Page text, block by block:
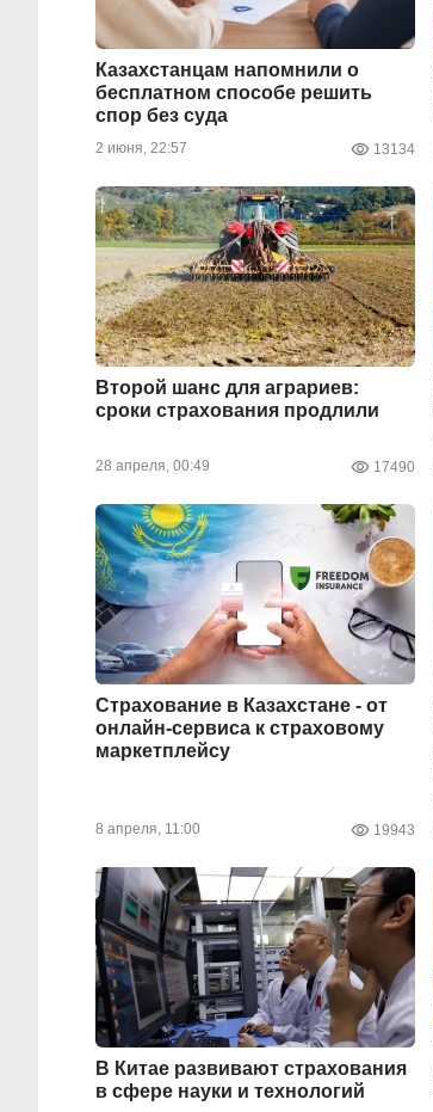
Казахстанцам напомнили о
бесплатном способе решить
спор без суда
2 июня, 22:57 13134
Второй шанс для аграриев:
сроки страхования продлили
28 апреля, 00:49 17490
Страхование в Казахстане - от
онлайн-сервиса к страховому
маркетплейсу
8 апреля, 11:00 19943
В Китае развивают страхования
в сфере науки и технологий